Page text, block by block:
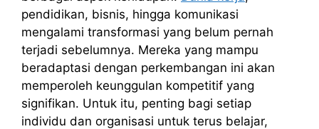
pendidikan, bisnis, hingga komunikasi
mengalami transformasi yang belum pernah
terjadi sebelumnya. Mereka yang mampu
beradaptasi dengan perkembangan ini akan
memperoleh keunggulan kompetitif yang
signifikan. Untuk itu, penting bagi setiap
individu dan organisasi untuk terus belajar,